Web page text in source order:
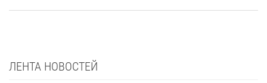
ЛЕНТА НОВОСТЕЙ